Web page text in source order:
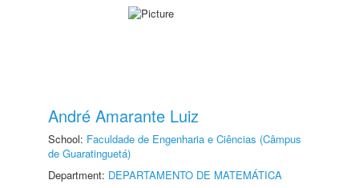
André Amarante Luiz
School: Faculdade de Engenharia e Ciências (Câmpus
de Guaratinguetá)
Department: DEPARTAMENTO DE MATEMÁTICA